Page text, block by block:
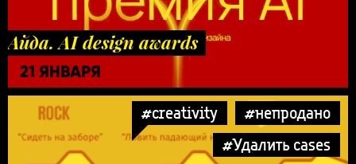
Айда. AI design awards
21 ЯНВАРЯ
#creativity
#непродано
#Удалить cases